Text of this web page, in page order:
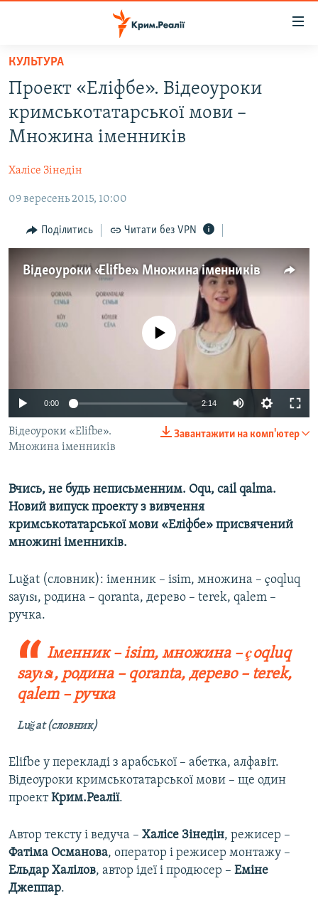
Перейти
основного
матеріалу
Перейти
до
основної
Перейти
пошуку
ВОДА.КРИМ
ВІДЕО ТА ФОТО
БЛОГИ
ПОГЛЯД
ІНТЕРВ'Ю
СПЕЦПРОЕКТИ
ДЕПОРТАЦІЯ
ІНФОГРАФІКА
ЯК ОБІЙТИ БЛОКУВАННЯ
ДОЛУЧАЙСЯ!
КУЛЬТУРА
Проект «Еліфбе». Відеоуроки
кримськотатарської мови –
Множина іменників
Халісе Зінедін
09 вересень 2015, 10:00
Поділитись Читати без VPN
Відеоуроки «Elifbe». Множина іменників
No media source currently available
0:00 2:14
Завантажити на комп'ютер
Відеоуроки «Elifbe».
Множина іменників
Вчись, не будь неписьменним. Oqu, cail qalma.
Новий випуск проекту з вивчення
кримськотатарської мови «Еліфбе» присвячений
множині іменників.
Luğat (словник): іменник – isim, множина – çoqluq
sayısı, родина – qoranta, дерево – terek, qalem –
ручка.
Іменник – isim, множина – çoqluq
sayısı, родина – qoranta, дерево – terek,
qalem – ручка
Luğat (словник)
Elifbe у перекладі з арабської – абетка, алфавіт.
Відеоуроки кримськотатарської мови – ще один
проектКрим.Реалії.
Автор тексту і ведуча – Халісе Зінедін, режисер –
Фатіма Османова, оператор і режисер монтажу –
Ельдар Халілов, автор ідеї і продюсер – Еміне
Джеппар.